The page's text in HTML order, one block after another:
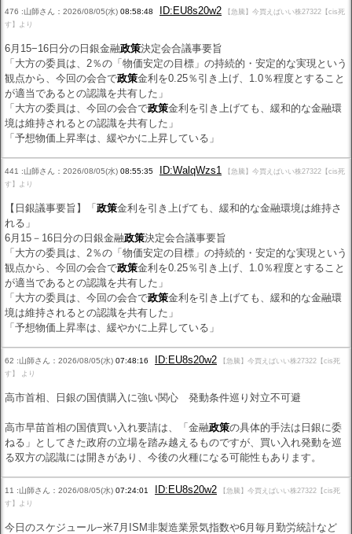
476 :山師さん：2026/08/05(水) 08:58:48 ID:EU8s20w2
【急騰】今買えばいい株27322【cis死
す】より
6月15−16日分の日銀金融政策決定会合議事要旨
「大方の委員は、2％の「物価安定の目標」の持続的・安定的な実現という
観点から、今回の会合で政策金利を0.25％引き上げ、1.0％程度とすること
が適当であるとの認識を共有した」
「大方の委員は、今回の会合で政策金利を引き上げても、緩和的な金融環
境は維持されるとの認識を共有した」
「予想物価上昇率は、緩やかに上昇している」
441 :山師さん：2026/08/05(水) 08:55:35 ID:WalqWzs1
【急騰】今買えばいい株27322【cis死
す】より
【日銀議事要旨】「 政策金利を引き上げても、緩和的な金融環境は維持さ
れる」
6月15－16日分の日銀金融政策決定会合議事要旨
「大方の委員は、2％の「物価安定の目標」の持続的・安定的な実現という
観点から、今回の会合で政策金利を0.25％引き上げ、1.0％程度とすること
が適当であるとの認識を共有した」
「大方の委員は、今回の会合で政策金利を引き上げても、緩和的な金融環
境は維持されるとの認識を共有した」
「予想物価上昇率は、緩やかに上昇している」
62 :山師さん：2026/08/05(水) 07:48:16 ID:EU8s20w2
【急騰】今買えばいい株27322【cis死
す】 より
高市首相、日銀の国債購入に強い関心 発動条件巡り対立不可避
高市早苗首相の国債買い入れ要請は、「金融政策の具体的手法は日銀に委
ねる」としてきた政府の立場を踏み越えるものですが、買い入れ発動を巡
る双方の認識には開きがあり、今後の火種になる可能性もあります。
11 :山師さん：2026/08/05(水) 07:24:01 ID:EU8s20w2
【急騰】今買えばいい株27322【cis死
す】より
今日のスケジュール−米7月ISM非製造業景気指数や6月毎月勤労統計など